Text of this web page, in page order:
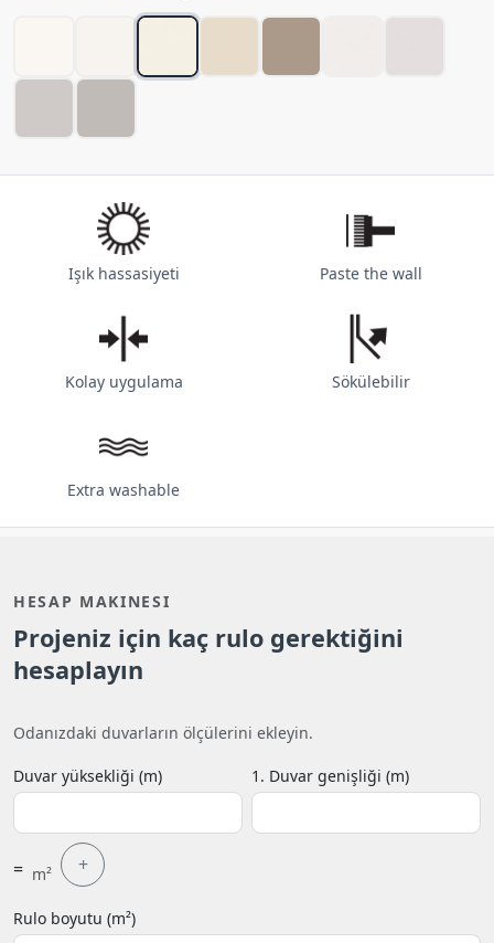
Işık hassasiyeti Paste the wall
Kolay uygulama Sökülebilir
Extra washable
HESAP MAKINESI
Projeniz için kaç rulo gerektiğini
hesaplayın
Odanızdaki duvarların ölçülerini ekleyin.
Duvar yüksekliği (m) 1. Duvar genişliği (m)
= m² +
Rulo boyutu (m²)